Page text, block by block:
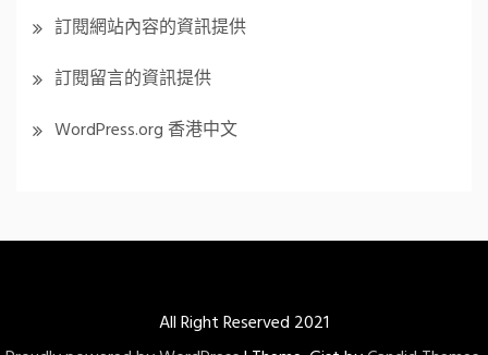
訂閱網站內容的資訊提供
訂閱留言的資訊提供
WordPress.org 香港中文
All Right Reserved 2021